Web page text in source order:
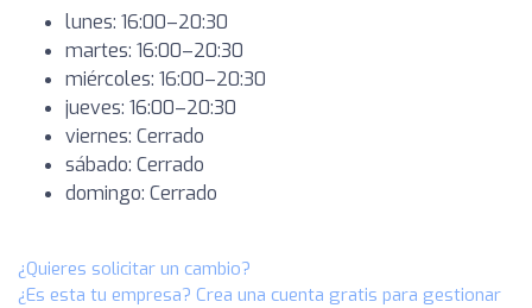
lunes: 16:00–20:30
martes: 16:00–20:30
miércoles: 16:00–20:30
jueves: 16:00–20:30
viernes: Cerrado
sábado: Cerrado
domingo: Cerrado
¿Quieres solicitar un cambio?
¿Es esta tu empresa? Crea una cuenta gratis para gestionar